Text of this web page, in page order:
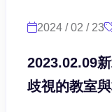
2024 / 02 / 23
2023.02.09
歧視的教室